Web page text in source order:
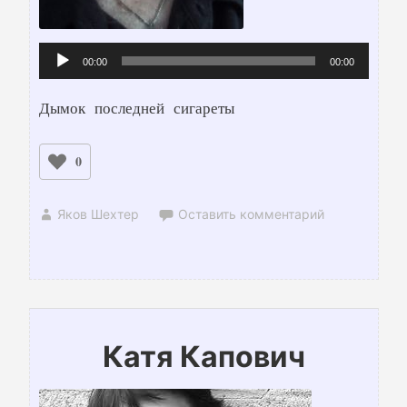
Аудиоплеер
00:00 00:00
Дымок последней сигареты
0
Яков Шехтер Оставить комментарий
Катя Капович